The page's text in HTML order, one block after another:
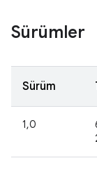
Sürümler
Sürüm
1,0